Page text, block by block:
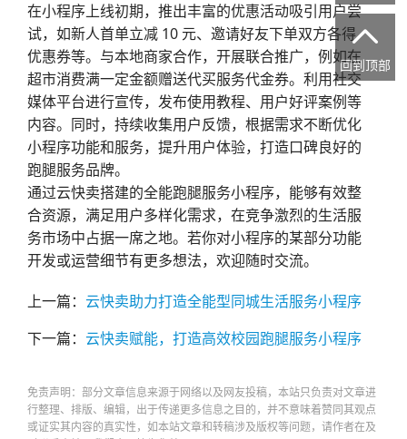
在小程序上线初期，推出丰富的优惠活动吸引用户尝
试，如新人首单立减 10 元、邀请好友下单双方各得
优惠券等。与本地商家合作，开展联合推广，例如在
超市消费满一定金额赠送代买服务代金券。利用社交
媒体平台进行宣传，发布使用教程、用户好评案例等
内容。同时，持续收集用户反馈，根据需求不断优化
小程序功能和服务，提升用户体验，打造口碑良好的
跑腿服务品牌。
通过云快卖搭建的全能跑腿服务小程序，能够有效整
合资源，满足用户多样化需求，在竞争激烈的生活服
务市场中占据一席之地。若你对小程序的某部分功能
开发或运营细节有更多想法，欢迎随时交流。
上一篇： 云快卖助力打造全能型同城生活服务小程序​
下一篇： 云快卖赋能，打造高效校园跑腿服务小程序​
免责声明：部分文章信息来源于网络以及网友投稿，本站只负责对文章进
行整理、排版、编辑，出于传递更多信息之目的，并不意味着赞同其观点
或证实其内容的真实性，如本站文章和转稿涉及版权等问题，请作者在及

回到顶部